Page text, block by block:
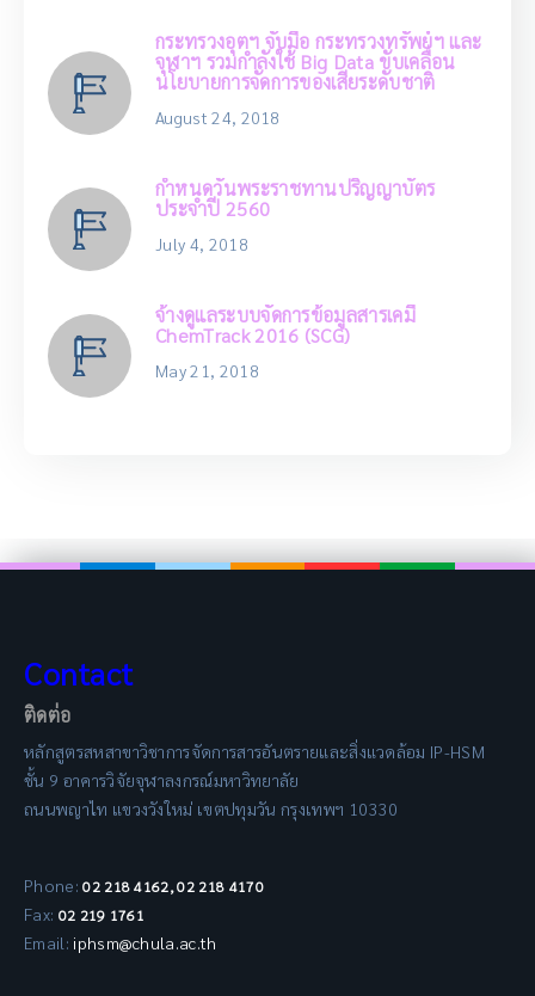
กระทรวงอุตฯ จับมือ กระทรวงทรัพย์ฯ และ
จุฬาฯ รวมกำลังใช้ Big Data ขับเคลื่อน
นโยบายการจัดการของเสียระดับชาติ
August 24, 2018
กำหนดวันพระราชทานปริญญาบัตร
ประจำปี 2560
July 4, 2018
จ้างดูแลระบบจัดการข้อมูลสารเคมี
ChemTrack 2016 (SCG)
May 21, 2018
Contact
ติดต่อ
หลักสูตรสหสาขาวิชาการจัดการสารอันตรายและสิ่งแวดล้อม IP-HSM
ชั้น 9 อาคารวิจัยจุฬาลงกรณ์มหาวิทยาลัย
ถนนพญาไท แขวงวังใหม่ เขตปทุมวัน กรุงเทพฯ 10330
Phone: 02 218 4162, 02 218 4170
Fax: 02 219 1761
Email: iphsm@chula.ac.th